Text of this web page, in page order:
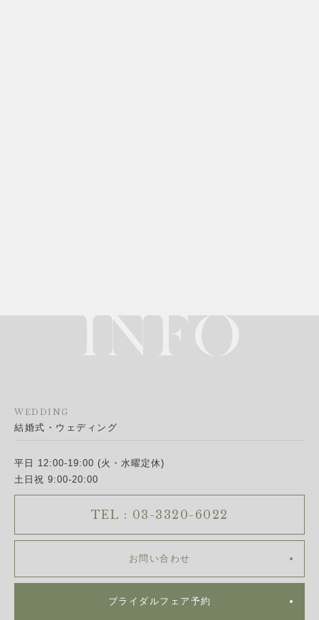
WEDDING
結婚式・ウェディング
平日 12:00-19:00 (火・水曜定休)
土日祝 9:00-20:00
TEL : 03-3320-6022
お問い合わせ
ブライダルフェア予約